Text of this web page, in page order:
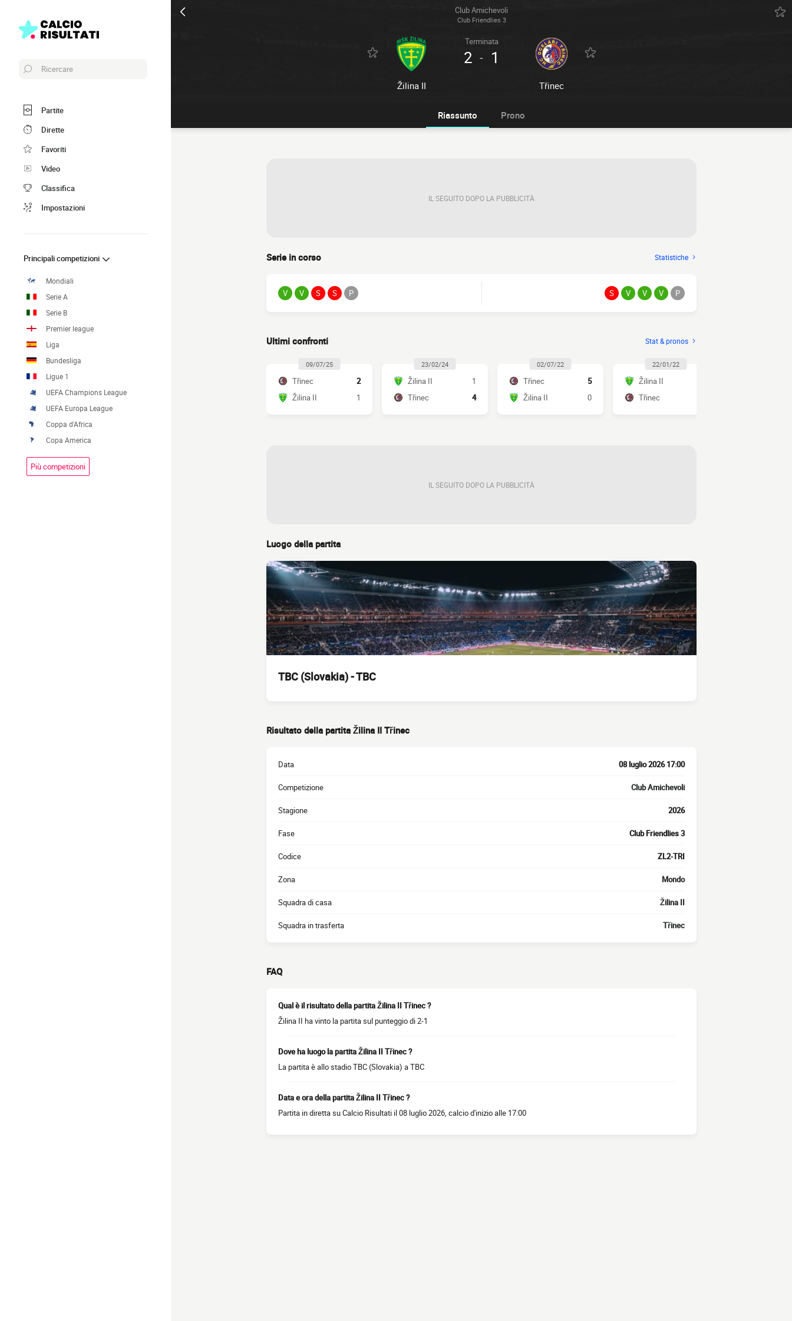
Club Amichevoli
Club Friendlies 3
Žilina II
Terminata
2 - 1
Třinec
Ricercare
Partite
Dirette
Favoriti
Video
Classifica
Impostazioni
Principali competizioni
Mondiali
Serie A
Serie B
Premier league
Liga
Bundesliga
Ligue 1
UEFA Champions League
UEFA Europa League
Coppa d'Africa
Copa America
Più competizioni
Riassunto Prono
IL SEGUITO DOPO LA PUBBLICITÀ
Serie in corso Statistiche
V V S S P S V V V P
Ultimi confronti Stat & pronos
09/07/25
Třinec
2
Žilina II
1
23/02/24
Žilina II
1
Třinec
4
02/07/22
Třinec
5
Žilina II
0
22/01/22
Žilina II
Třinec
IL SEGUITO DOPO LA PUBBLICITÀ
Luogo della partita
TBC (Slovakia) - TBC
Risultato della partita Žilina II Třinec
Data 08 luglio 2026 17:00
Competizione Club Amichevoli
Stagione 2026
Fase Club Friendlies 3
Codice ZL2-TRI
Zona Mondo
Squadra di casa Žilina II
Squadra in trasferta Třinec
FAQ
Qual è il risultato della partita Žilina II Třinec ?
Žilina II ha vinto la partita sul punteggio di 2-1
Dove ha luogo la partita Žilina II Třinec ?
La partita è allo stadio TBC (Slovakia) a TBC
Data e ora della partita Žilina II Třinec ?
Partita in diretta su Calcio Risultati il 08 luglio 2026, calcio d'inizio alle 17:00